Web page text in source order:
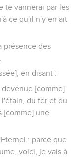
te vannerai par les
ce qu'il n'y en ait
présence des
en disant :
devenue [comme]
du fer et du
[comme] une
: parce que
voici, je vais à